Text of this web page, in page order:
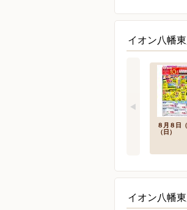
イオン八幡
８月８日
（日）
イオン八幡